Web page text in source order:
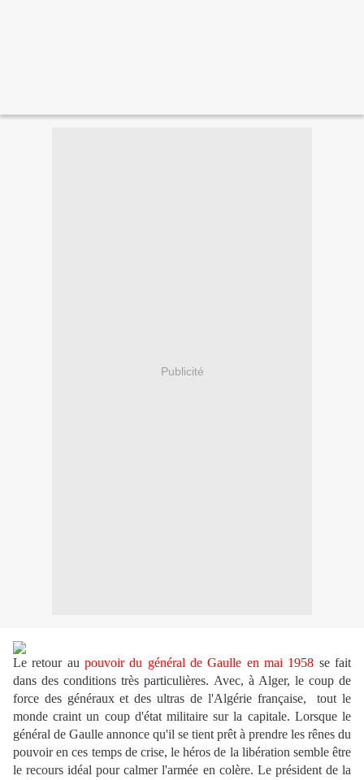
Publicité
Le retour au pouvoir du général de Gaulle en mai 1958 se fait
dans des conditions très particulières. Avec, à Alger, le coup de
force des généraux et des ultras de l'Algérie française, tout le
monde craint un coup d'état militaire sur la capitale. Lorsque le
général de Gaulle annonce qu'il se tient prêt à prendre les rênes du
pouvoir en ces temps de crise, le héros de la libération semble être
le recours idéal pour calmer l'armée en colère. Le président de la